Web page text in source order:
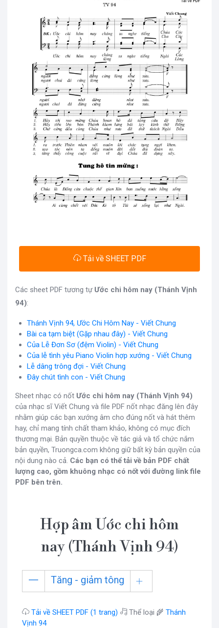
Tải về SHEET PDF
Các sheet PDF tương tự Ước chi hôm nay (Thánh Vịnh
94):
Thánh Vịnh 94, Ước Chi Hôm Nay - Viết Chung
Bài ca tạm biệt (Gặp nhau đây) - Viết Chung
Của Lễ Đơn Sơ (đệm Violin) - Viết Chung
Của lễ tình yêu Piano Violin hợp xướng - Viết Chung
Lễ dâng trông đợi - Viết Chung
Đây chút tình con - Viết Chung
Sheet nhạc có nốt Ước chi hôm nay (Thánh Vịnh 94)
của nhạc sĩ Viết Chung và file PDF nốt nhạc đăng lên đây
nhằm giúp các bạn xướng âm cho đúng nốt và hát thêm
hay, chỉ mang tính chất tham khảo, không có mục đích
thương mại. Bản quyền thuộc về tác giả và tổ chức nắm
bản quyền, Truongca.com không giữ bất kỳ bản quyền của
nội dung nào cả. Các bạn có thể tải về bản PDF chất
lượng cao, gồm khuông nhạc có nốt với đường link file
PDF bên trên.
Hợp âm Ước chi hôm
nay (Thánh Vịnh 94)
Tăng - giảm tông
Tải về SHEET PDF (1 trang) Thể loại 🌾 Thánh
Vịnh 94